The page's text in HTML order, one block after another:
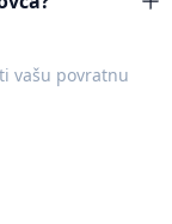
vašu povratnu